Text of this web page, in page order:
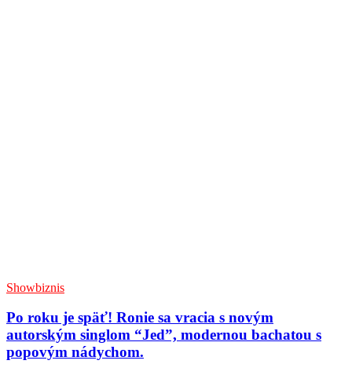
Showbiznis
Po roku je späť! Ronie sa vracia s novým
autorským singlom “Jed”, modernou bachatou s
popovým nádychom.